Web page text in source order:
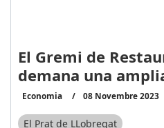
El Gremi de
demana una
Economia 08 Novembre 2023
El Prat de LLobregat